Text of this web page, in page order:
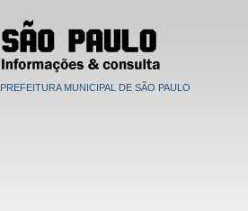
PREFEITURA MUNICIPAL DE SÃO PAULO